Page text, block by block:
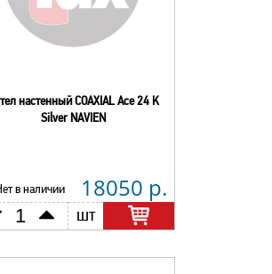
настенный COAXIAL Ace 24 K
Silver NAVIEN
в наличии 18050 р.
шт